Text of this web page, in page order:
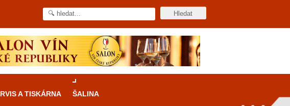
A TISKÁRNA ŠALINA